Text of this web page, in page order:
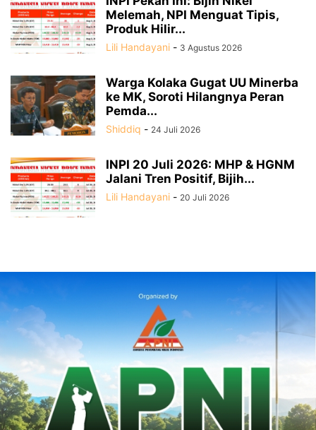
Melemah, NPI Menguat Tipis,
Produk Hilir...
Lili Handayani - 3 Agustus 2026
Warga Kolaka Gugat UU Minerba
ke MK, Soroti Hilangnya Peran
Pemda...
Shiddiq - 24 Juli 2026
INPI 20 Juli 2026: MHP & HGNM
Jalani Tren Positif, Bijih...
Lili Handayani - 20 Juli 2026